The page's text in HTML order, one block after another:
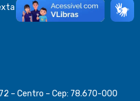
de 08:00 às 13:00
– Centro – Cep: 78.670-000